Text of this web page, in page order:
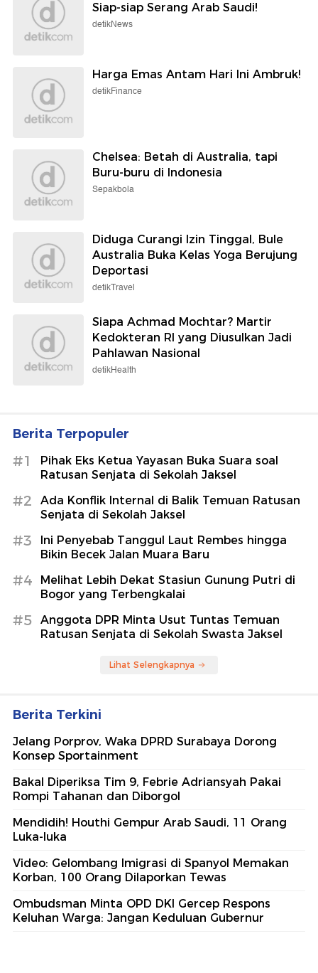
Siap-siap Serang Arab Saudi!
detikNews
Harga Emas Antam Hari Ini Ambruk!
detikFinance
Chelsea: Betah di Australia, tapi
Buru-buru di Indonesia
Sepakbola
Diduga Curangi Izin Tinggal, Bule
Australia Buka Kelas Yoga Berujung
Deportasi
detikTravel
Siapa Achmad Mochtar? Martir
Kedokteran RI yang Diusulkan Jadi
Pahlawan Nasional
detikHealth
Berita Terpopuler
#1
Pihak Eks Ketua Yayasan Buka Suara soal
Ratusan Senjata di Sekolah Jaksel
#2
Ada Konflik Internal di Balik Temuan Ratusan
Senjata di Sekolah Jaksel
#3
Ini Penyebab Tanggul Laut Rembes hingga
Bikin Becek Jalan Muara Baru
#4
Melihat Lebih Dekat Stasiun Gunung Putri di
Bogor yang Terbengkalai
#5
Anggota DPR Minta Usut Tuntas Temuan
Ratusan Senjata di Sekolah Swasta Jaksel
Lihat Selengkapnya
Berita Terkini
Jelang Porprov, Waka DPRD Surabaya Dorong
Konsep Sportainment
Bakal Diperiksa Tim 9, Febrie Adriansyah Pakai
Rompi Tahanan dan Diborgol
Mendidih! Houthi Gempur Arab Saudi, 11 Orang
Luka-luka
Video: Gelombang Imigrasi di Spanyol Memakan
Korban, 100 Orang Dilaporkan Tewas
Ombudsman Minta OPD DKI Gercep Respons
Keluhan Warga: Jangan Keduluan Gubernur